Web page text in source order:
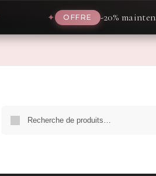
-20% maintenant avec